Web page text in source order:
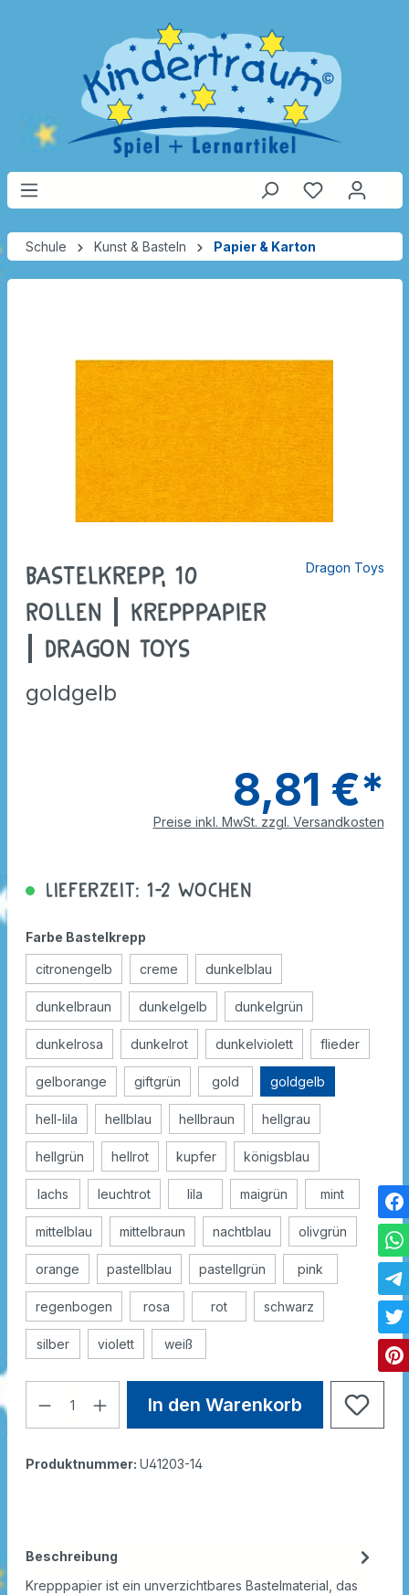
Schule Kunst & Basteln Papier & Karton
Bastelkrepp, 10
Rollen | Krepppapier
| Dragon Toys
goldgelb
Dragon Toys
8,81 €*
Preise inkl. MwSt. zzgl. Versandkosten
Lieferzeit: 1-2 Wochen
Farbe Bastelkrepp
citronengelb creme dunkelblau
dunkelbraun dunkelgelb dunkelgrün
dunkelrosa dunkelrot dunkelviolett flieder
gelborange giftgrün gold goldgelb
hell-lila hellblau hellbraun hellgrau
hellgrün hellrot kupfer königsblau
lachs leuchtrot lila maigrün mint
mittelblau mittelbraun nachtblau olivgrün
orange pastellblau pastellgrün pink
regenbogen rosa rot schwarz
silber violett weiß
In den Warenkorb
Produktnummer: U41203-14
Beschreibung
Krepppapier ist ein unverzichtbares Bastelmaterial, das